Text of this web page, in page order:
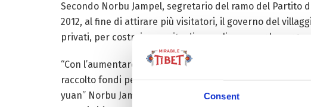
Consent
Secondo Norbu Jampel, segretario del ramo del Partito
2012, al fine di attirare più visitatori, il governo del
privati, per costruire un sito di accoglienza per le
“Con l’aumentare del numero di turisti, il sito di
raccolto fondi per costruire nuovi hotel. Dopo il
yuan” Norbu Jampel afferma: “prima del 2012, esso